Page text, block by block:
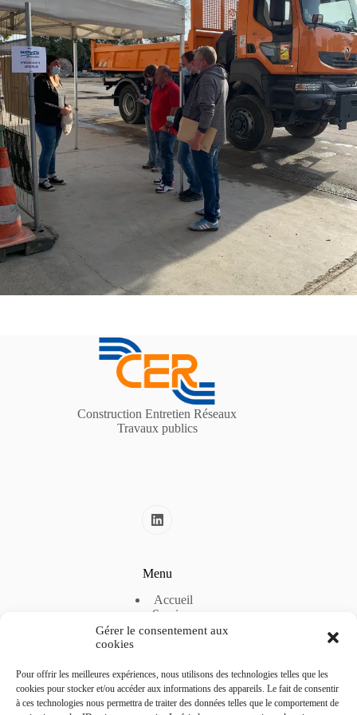
Gérer le consentement aux
cookies
Pour offrir les meilleures expériences, nous utilisons des technologies telles que les
cookies pour stocker et/ou accéder aux informations des appareils. Le fait de consentir
à ces technologies nous permettra de traiter des données telles que le comportement de
Construction Entretien Réseaux
Travaux publics
Menu
Accueil
Services
A propos
Liens utiles